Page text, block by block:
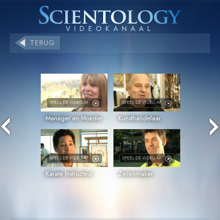
TERUG
SPEEL DE VIDEO AF
Manager en Moeder
SPEEL DE VIDEO AF
Kunsthandelaar
SPEEL DE VIDEO AF
Karate Instructeur
SPEEL DE VIDEO AF
Zeilenmaker